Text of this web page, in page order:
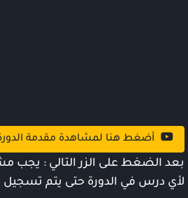
أضغط هنا لمشاهدة مقدمة
لأي درس في الدورة حتى يتم